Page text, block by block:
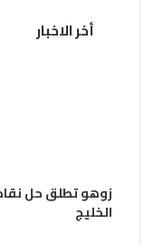
أخر الاخبار
الخليج